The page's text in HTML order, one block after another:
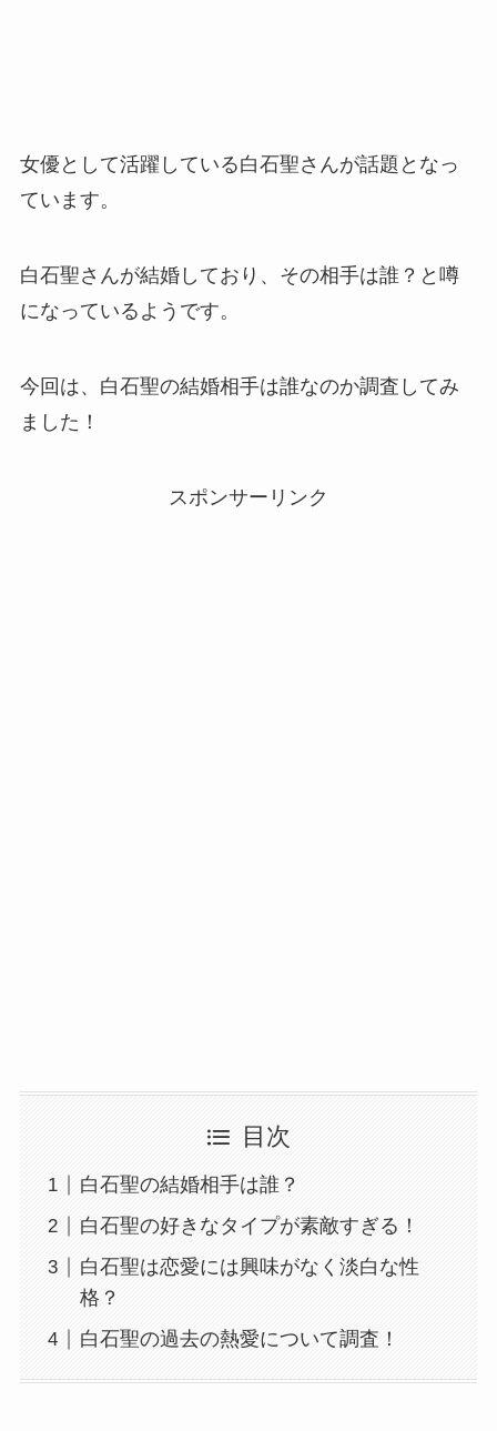
女優として活躍している白石聖さんが話題となっ
ています。
白石聖さんが結婚しており、その相手は誰？と噂
になっているようです。
今回は、白石聖の結婚相手は誰なのか調査してみ
ました！
スポンサーリンク
目次
白石聖の結婚相手は誰？
白石聖の好きなタイプが素敵すぎる！
白石聖は恋愛には興味がなく淡白な性
格？
白石聖の過去の熱愛について調査！